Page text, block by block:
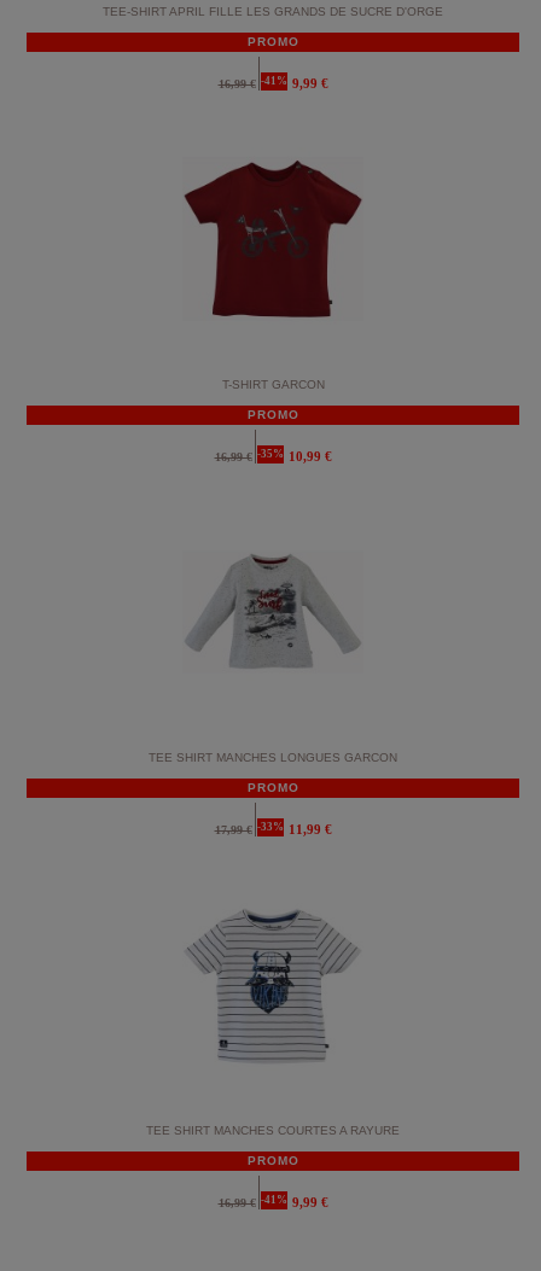
TEE-SHIRT APRIL FILLE LES GRANDS DE SUCRE D'ORGE
PROMO
16,99 € -41% 9,99 €
T-SHIRT GARCON
PROMO
16,99 € -35% 10,99 €
TEE SHIRT MANCHES LONGUES GARCON
PROMO
17,99 € -33% 11,99 €
TEE SHIRT MANCHES COURTES A RAYURE
PROMO
16,99 € -41% 9,99 €